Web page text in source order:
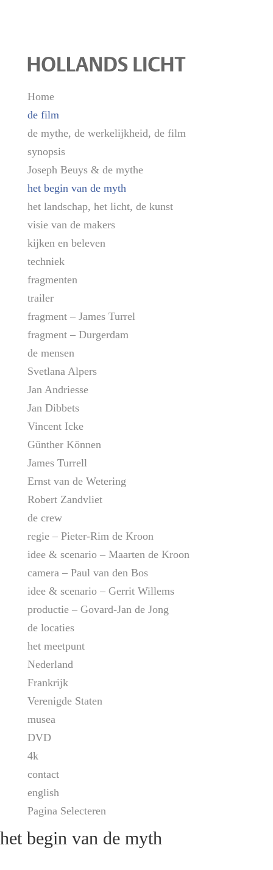
Home
de film
de mythe, de werkelijkheid, de film
synopsis
Joseph Beuys & de mythe
het begin van de myth
het landschap, het licht, de kunst
visie van de makers
kijken en beleven
techniek
fragmenten
trailer
fragment – James Turrel
fragment – Durgerdam
de mensen
Svetlana Alpers
Jan Andriesse
Jan Dibbets
Vincent Icke
Günther Können
James Turrell
Ernst van de Wetering
Robert Zandvliet
de crew
regie – Pieter-Rim de Kroon
idee & scenario – Maarten de Kroon
camera – Paul van den Bos
idee & scenario – Gerrit Willems
productie – Govard-Jan de Jong
de locaties
het meetpunt
Nederland
Frankrijk
Verenigde Staten
musea
DVD
4k
contact
english
Pagina Selecteren
het begin van de myth